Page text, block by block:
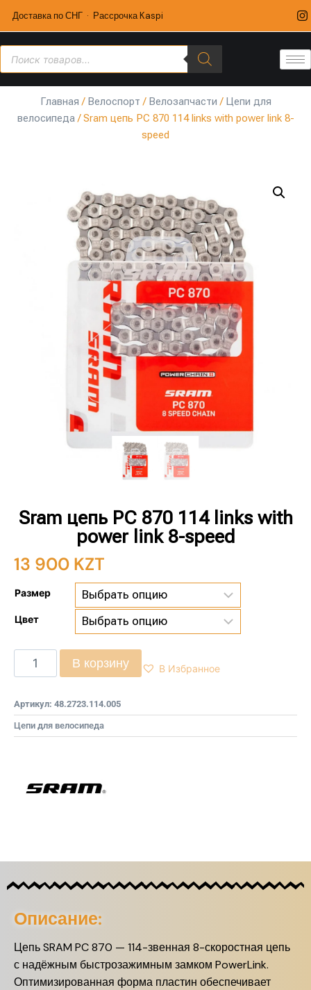
Доставка по СНГ · Рассрочка Kaspi
Главная / Велоспорт / Велозапчасти / Цепи для
велосипеда/ Sram цепь PC 870 114 links with power link 8-
speed
Sram цепь PC 870 114 links with
power link 8-speed
13 900 KZT
Размер
Цвет
В корзину В Избранное
Артикул: 48.2723.114.005
Цепи для велосипеда
Описание:
Цепь SRAM PC 870 — 114-звенная 8-скоростная цепь
с надёжным быстрозажимным замком PowerLink.
Оптимизированная форма пластин обеспечивает